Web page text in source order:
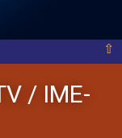
⇧
/ IME-